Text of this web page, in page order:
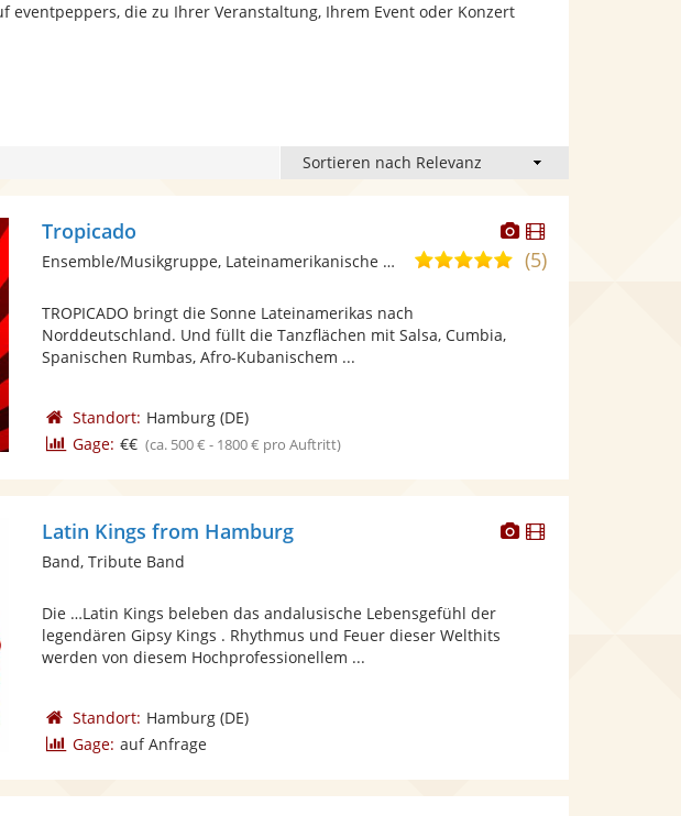
eventpeppers, die zu Ihrer Veranstaltung, Ihrem Event oder Konzert
Dieser
Künstler
stellt
Dieser
Künstler
Tropicado
4,9(5)
Ensemble/Musikgruppe, Lateinamerikanische Musik
TROPICADO bringt die Sonne Lateinamerikas nach
Norddeutschland. Und füllt die Tanzflächen mit Salsa, Cumbia,
Spanischen Rumbas, Afro-Kubanischem ...
Standort: Hamburg(DE)
Gage: €€ (ca. 500 € - 1800 € pro Auftritt)
DieserDieser
Latin Kings from Hamburg
Band, Tribute Band
Die …Latin Kings beleben das andalusische Lebensgefühl der
legendären Gipsy Kings . Rhythmus und Feuer dieser Welthits
werden von diesem Hochprofessionellem ...
Standort: Hamburg(DE)
Gage: auf Anfrage